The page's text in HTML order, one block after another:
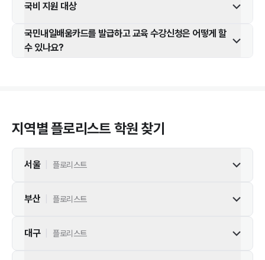
국비 지원 대상
국민내일배움카드를 발급하고 교육 수강신청은 어떻게 할
수 있나요?
지역별플로리스트 학원 찾기
서울 플로리스트
부산 플로리스트
대구 플로리스트